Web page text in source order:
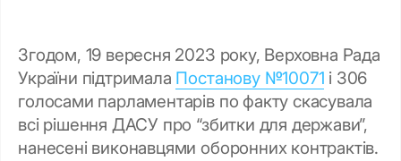
Згодом, 19 вересня 2023 року, Верховна Рада
України підтримала Постанову №10071 і 306
голосами парламентарів по факту скасувала
всі рішення ДАСУ про “збитки для держави”,
нанесені виконавцями оборонних контрактів.